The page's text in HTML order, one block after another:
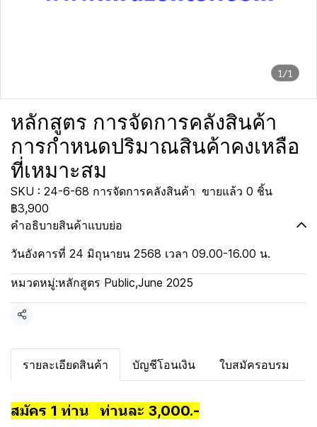
1/1
หลักสูตร การจัดการคลังสินค้า
การกำหนดปริมาณสินค้าคงเหลือ
ที่เหมาะสม
SKU : 24-6-68 การจัดการคลังสินค้า ขายแล้ว 0 ชิ้น
฿3,900
คำอธิบายสินค้าแบบย่อ
วันอังคารที่ 24 มิถุนายน 2568 เวลา 09.00-16.00 น.
หมวดหมู่:หลักสูตร Public,June 2025
แชร์
รายละเอียดสินค้า บัญชีโอนเงิน ใบสมัครอบรม
สมัคร 1 ท่าน ท่านละ 3,000.-